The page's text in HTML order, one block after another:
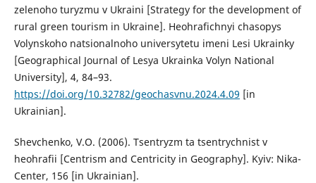
zelenoho turyzmu v Ukraini [Strategy for the development of
rural green tourism in Ukraine]. Heohrafichnyi chasopys
Volynskoho natsionalnoho universytetu imeni Lesi Ukrainky
[Geographical Journal of Lesya Ukrainka Volyn National
University], 4, 84–93.
https://doi.org/10.32782/geochasvnu.2024.4.09 [in
Ukrainian].
Shevchenko, V.O. (2006). Tsentryzm ta tsentrychnist v
heohrafii [Centrism and Centricity in Geography]. Kyiv: Nika-
Center, 156 [in Ukrainian].